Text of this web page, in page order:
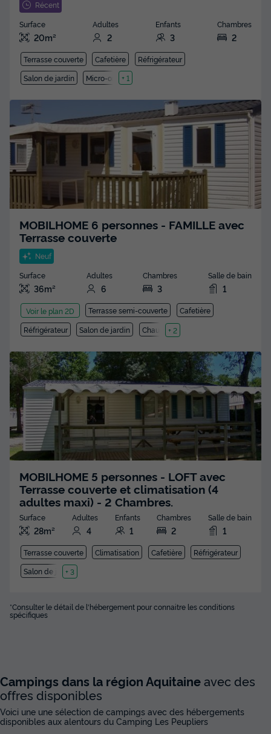
Récent
Surface
20m²
Adultes
2
Enfants
3
Chambres
2
Terrasse couverte Cafetière
Réfrigérateur
Salon de jardin
Micro-ondes
+ 1
MOBILHOME 6 personnes - FAMILLE avec
Terrasse couverte
Neuf
Surface
36m²
Adultes
6
Chambres
3
Salle de bain
1
Voir le plan 2D Terrasse semi-couverte
Cafetière
Réfrigérateur
Salon de jardin Chauffage
+ 2
MOBILHOME 5 personnes - LOFT avec
Terrasse couverte et climatisation (4
adultes maxi) - 2 Chambres.
Surface
28m²
Adultes
4
Enfants
1
Chambres
2
Salle de bain
1
Terrasse couverte Climatisation Cafetière
Réfrigérateur
Salon de jardin
+ 3
*Consulter le détail de l'hébergement pour connaitre les conditions
spécifiques
Campings dans la région Aquitaineavec des
offres disponibles
Voici une une sélection de campings avec des hébergements
disponibles aux alentours du Camping Les Peupliers